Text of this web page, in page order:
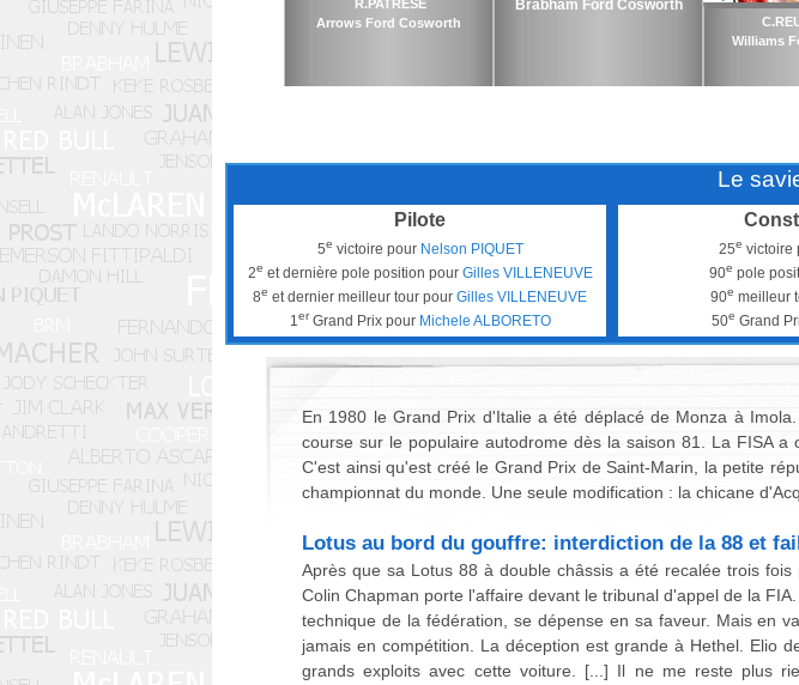
R.PATRESE
Arrows Ford Cosworth
Brabham Ford Cosworth
Williams
Le
Pilote
5e victoire pour Nelson PIQUET
2e et dernière pole position pour Gilles VILLENEUVE
8e et dernier meilleur tour pour Gilles VILLENEUVE
1er Grand Prix pour Michele ALBORETO
25e victoire
90e pole
90e meilleur
50e Grand
En 1980 le Grand Prix d'Italie a été déplacé de Monza à
course sur le populaire autodrome dès la saison 81. La FISA
C'est ainsi qu'est créé le Grand Prix de Saint-Marin, la petite
championnat du monde. Une seule modification : la chicane
Lotus au bord du gouffre: interdiction de la 88 et
Après que sa Lotus 88 à double châssis a été recalée trois
Colin Chapman porte l'affaire devant le tribunal d'appel de la
technique de la fédération, se dépense en sa faveur. Mais en
jamais en compétition. La déception est grande à Hethel. Elio
grands exploits avec cette voiture. [...] Il ne me reste plus